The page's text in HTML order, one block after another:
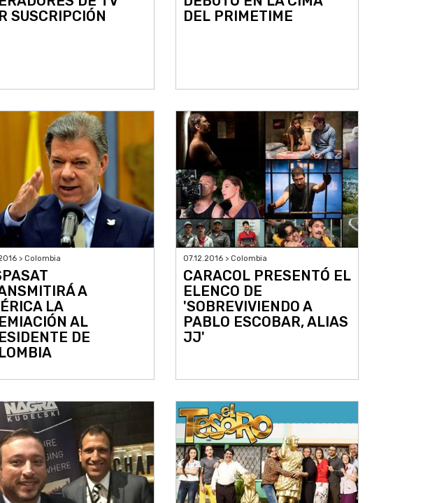
SUSCRIPCIÓN
DEL PRIMETIME
> Colombia
A
LA
AL
DE
07.12.2016 > Colombia
CARACOL PRESENTÓ EL
ELENCO DE
'SOBREVIVIENDO A
PABLO ESCOBAR, ALIAS
JJ'